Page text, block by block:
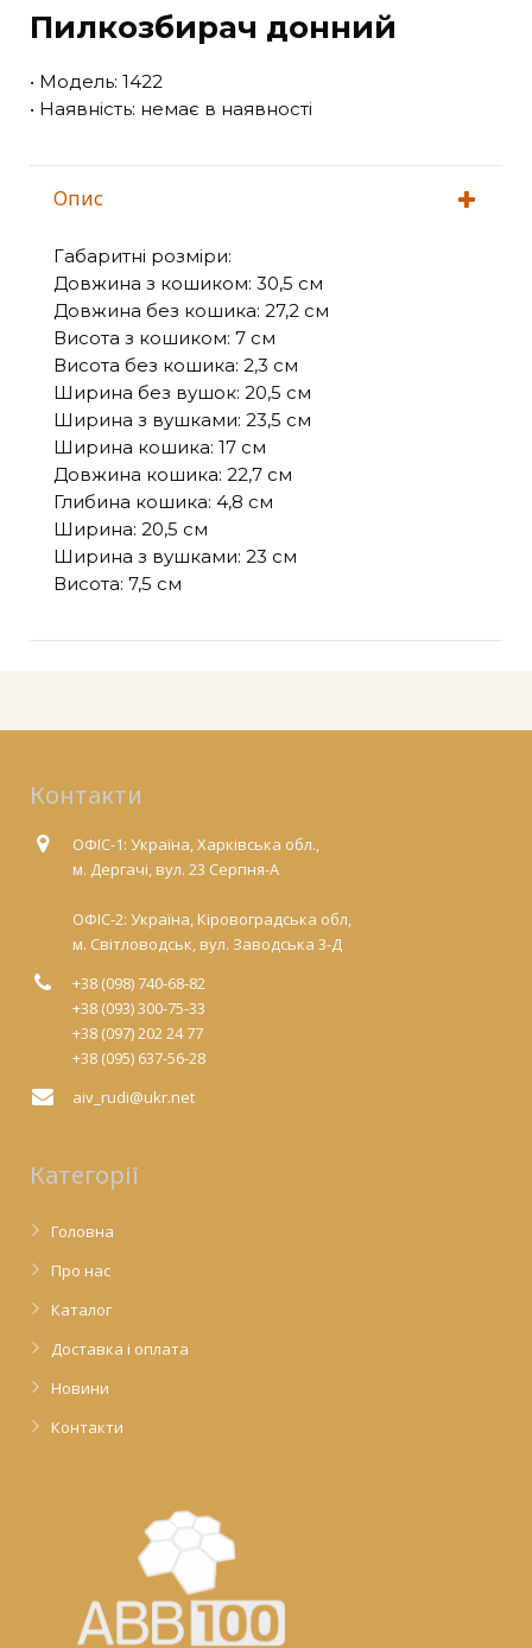
Пилкозбирач донний
• Модель: 1422
• Наявність: немає в наявності
Опис
Габаритні розміри:
Довжина з кошиком: 30,5 см
Довжина без кошика: 27,2 см
Висота з кошиком: 7 см
Висота без кошика: 2,3 см
Ширина без вушок: 20,5 см
Ширина з вушками: 23,5 см
Ширина кошика: 17 см
Довжина кошика: 22,7 см
Глибина кошика: 4,8 см
Ширина: 20,5 см
Ширина з вушками: 23 см
Висота: 7,5 см
Контакти
ОФІС-1: Україна, Харківська обл.,
м. Дергачі, вул. 23 Серпня-А
ОФІС-2: Україна, Кіровоградська обл,
м. Світловодськ, вул. Заводська 3-Д
+38 (098) 740-68-82
+38 (093) 300-75-33
+38 (097) 202 24 77
+38 (095) 637-56-28
aiv_rudi@ukr.net
Категорії
Головна
Про нас
Каталог
Доставка і оплата
Новини
Контакти